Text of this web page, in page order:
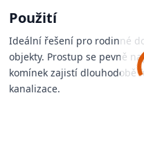
Použití
Ideální řešení pro rodinné
objekty. Prostup se pevně
komínek zajistí dlouhodobě
kanalizace.